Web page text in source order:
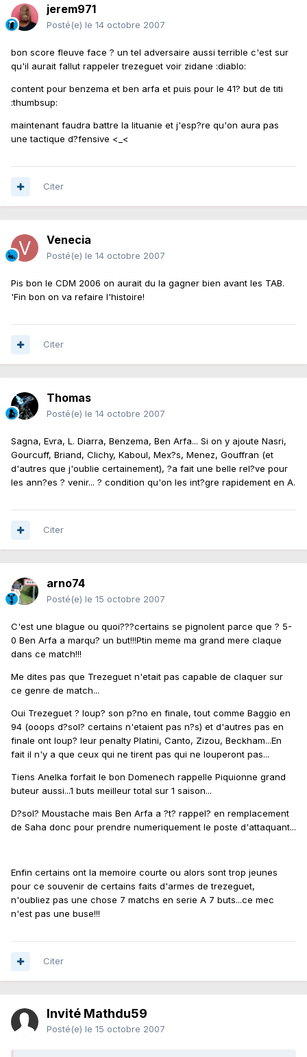
jerem971
Posté(e) le 14 octobre 2007
bon score fleuve face ? un tel adversaire aussi terrible c'est sur
qu'il aurait fallut rappeler trezeguet voir zidane :diablo:
content pour benzema et ben arfa et puis pour le 41? but de titi
:thumbsup:
maintenant faudra battre la lituanie et j'esp?re qu'on aura pas
une tactique d?fensive <_<
Citer
Venecia
Posté(e) le 14 octobre 2007
Pis bon le CDM 2006 on aurait du la gagner bien avant les TAB.
'Fin bon on va refaire l'histoire!
Citer
Thomas
Posté(e) le 14 octobre 2007
Sagna, Evra, L. Diarra, Benzema, Ben Arfa... Si on y ajoute Nasri,
Gourcuff, Briand, Clichy, Kaboul, Mex?s, Menez, Gouffran (et
d'autres que j'oublie certainement), ?a fait une belle rel?ve pour
les ann?es ? venir... ? condition qu'on les int?gre rapidement en A.
Citer
arno74
Posté(e) le 15 octobre 2007
C'est une blague ou quoi???certains se pignolent parce que ? 5-
0 Ben Arfa a marqu? un but!!!Ptin meme ma grand mere claque
dans ce match!!!
Me dites pas que Trezeguet n'etait pas capable de claquer sur
ce genre de match...
Oui Trezeguet ? loup? son p?no en finale, tout comme Baggio en
94 (ooops d?sol? certains n'etaient pas n?s) et d'autres pas en
finale ont loup? leur penalty Platini, Canto, Zizou, Beckham...En
fait il n'y a que ceux qui ne tirent pas qui ne louperont pas...
Tiens Anelka forfait le bon Domenech rappelle Piquionne grand
buteur aussi...1 buts meilleur total sur 1 saison...
D?sol? Moustache mais Ben Arfa a ?t? rappel? en remplacement
de Saha donc pour prendre numeriquement le poste d'attaquant...
Enfin certains ont la memoire courte ou alors sont trop jeunes
pour ce souvenir de certains faits d'armes de trezeguet,
n'oubliez pas une chose 7 matchs en serie A 7 buts...ce mec
n'est pas une buse!!!
Citer
Invité Mathdu59
Posté(e) le 15 octobre 2007